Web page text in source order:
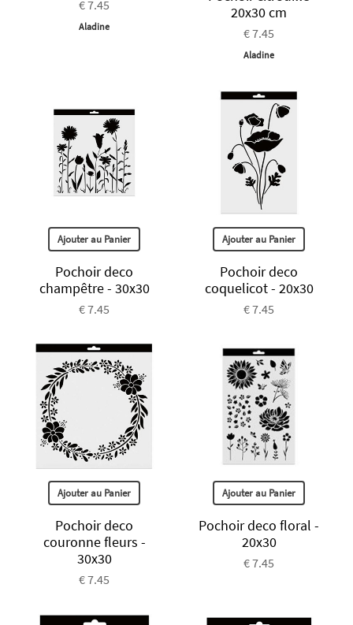
€ 7.45
Aladine
20x30 cm
€ 7.45
Aladine
Ajouter au Panier
Pochoir deco
champêtre - 30x30
€ 7.45
Ajouter au Panier
Pochoir deco
coquelicot - 20x30
€ 7.45
Ajouter au Panier
Pochoir deco
couronne fleurs -
30x30
€ 7.45
Ajouter au Panier
Pochoir deco floral -
20x30
€ 7.45